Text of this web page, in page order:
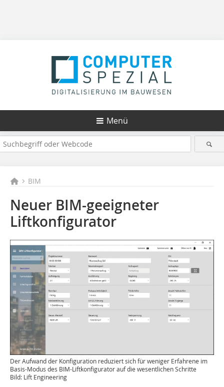
Menü
BIM
Neuer BIM-geeigneter
Liftkonfigurator
Der Aufwand der Konfiguration reduziert sich für weniger Erfahrene im
Basis-Modus des BIM-Liftkonfigurator auf die wesentlichen Schritte
Bild: Lift Engineering